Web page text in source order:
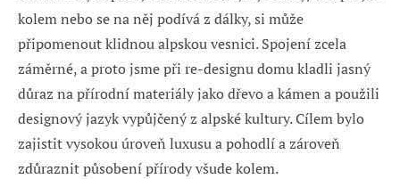
kolem nebo se na něj podívá z dálky, si může
připomenout klidnou alpskou vesnici. Spojení zcela
záměrné, a proto jsme při re-designu domu kladli jasný
důraz na přírodní materiály jako dřevo a kámen a použili
designový jazyk vypůjčený z alpské kultury. Cílem bylo
zajistit vysokou úroveň luxusu a pohodlí a zároveň
zdůraznit působení přírody všude kolem.